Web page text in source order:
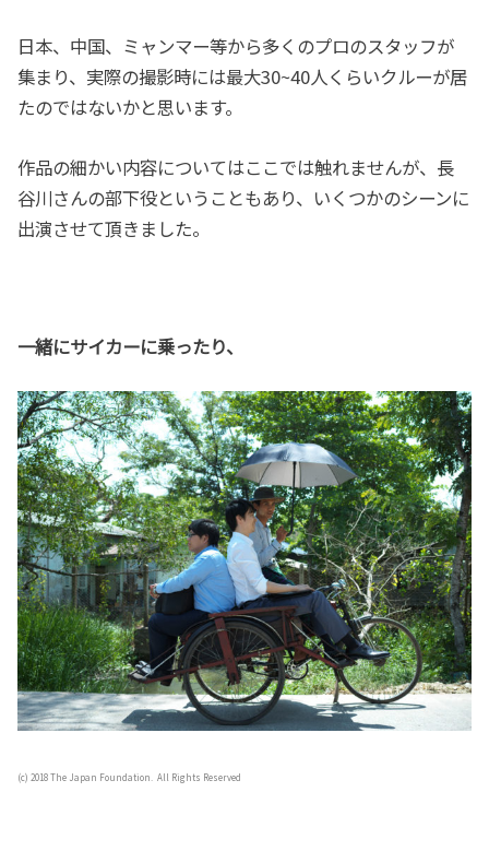
日本、中国、ミャンマー等から多くのプロのスタッフが
集まり、実際の撮影時には最大30~40人くらいクルーが居
たのではないかと思います。
作品の細かい内容についてはここでは触れませんが、長
谷川さんの部下役ということもあり、いくつかのシーンに
出演させて頂きました。
一緒にサイカーに乗ったり、
(c) 2018 The Japan Foundation. All Rights Reserved